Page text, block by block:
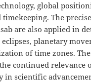
global
timekeeping. The
are also applied in
planetary
of time zones.
continued relevance
in scientific